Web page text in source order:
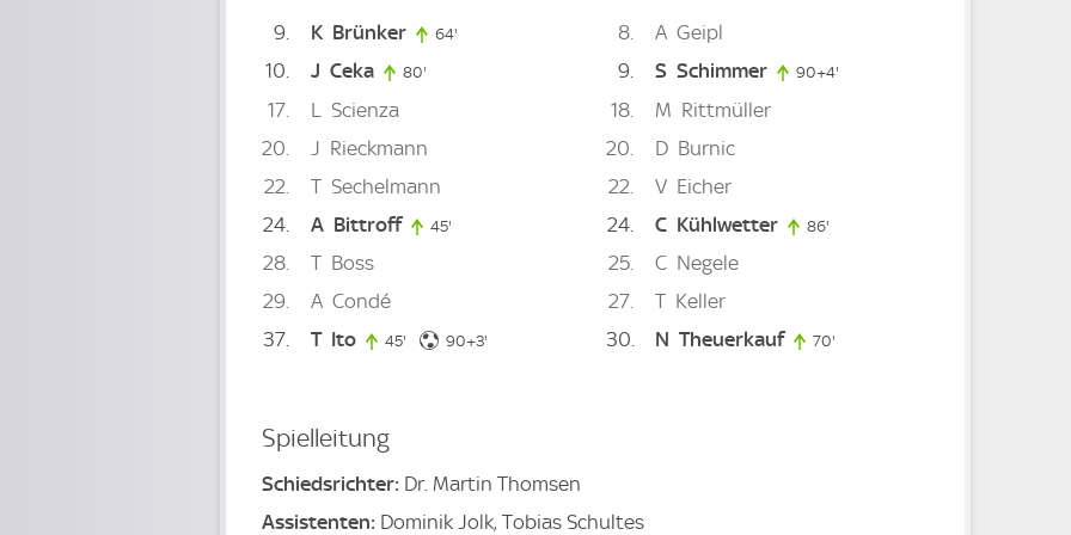
9 K Brünker 64'
10 J Ceka 80'
17 L
Scienza
20
J Rieckmann
22
T Sechelmann
24
A Bittroff 45'
28 T Boss
29
A Condé
37
T Ito 45' 45. minute
90+3'
8 A Geipl
9
S Schimmer 90+4'
18 M Rittmüller
20
D Burnic
22
V Eicher
24
C Kühlwetter 86'
25 C Negele
27
T Keller
30
N Theuerkauf 70'
Spielleitung
Schiedsrichter: Dr. Martin Thomsen
Assistenten: Dominik Jolk, Tobias Schultes